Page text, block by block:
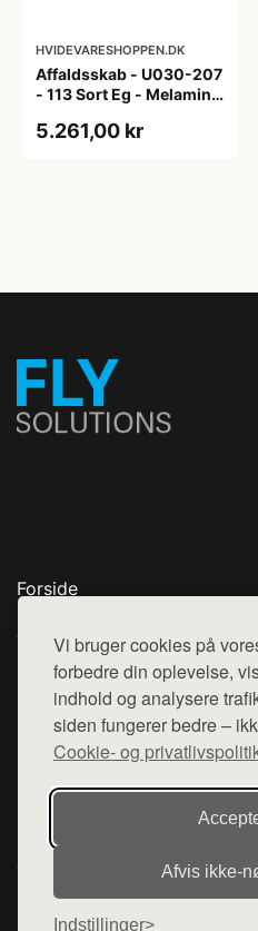
Vi bruger cookies på
forbedre din oplevelse,
indhold og analysere
siden fungerer bedre –
Cookie- og
Afvis
Indstillinger
HVIDEVARESHOPPEN.DK
Affaldsskab - U030-207
- 113 Sort Eg - Melamin,
5.261,00 kr
Forside
Top Rabatter
Blog
Kontakt
Denne side er en del af
hjemmesider med
diverse webshops. Der sælges
henviser til de shops, som
varerne på lager.